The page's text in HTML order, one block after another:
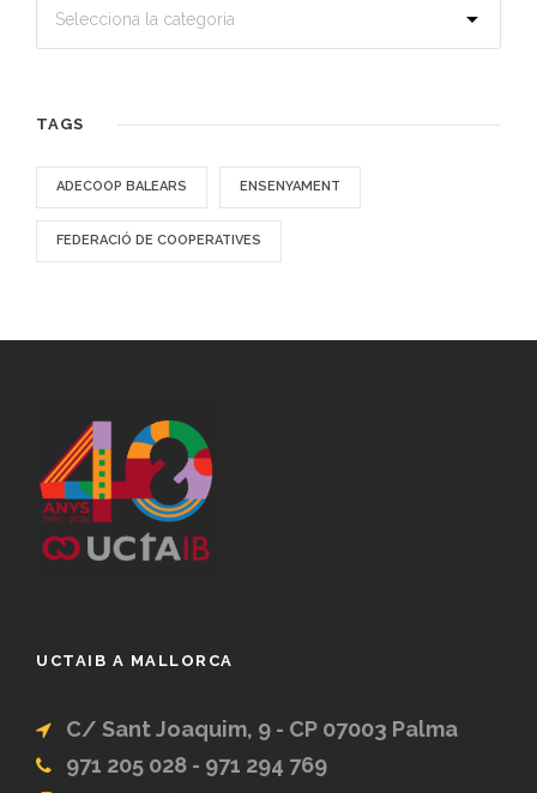
TAGS
ADECOOP BALEARS ENSENYAMENT
FEDERACIÓ DE COOPERATIVES
UCTAIB A MALLORCA
C/ Sant Joaquim, 9 - CP 07003 Palma
971 205 028 - 971 294 769